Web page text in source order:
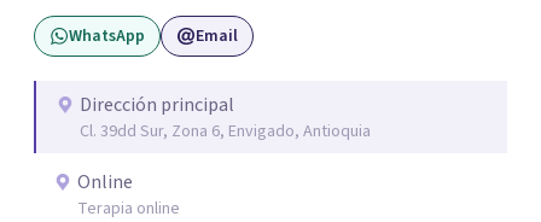
WhatsApp Email
Dirección principal
Cl. 39dd Sur, Zona 6, Envigado, Antioquia
Online
Terapia online